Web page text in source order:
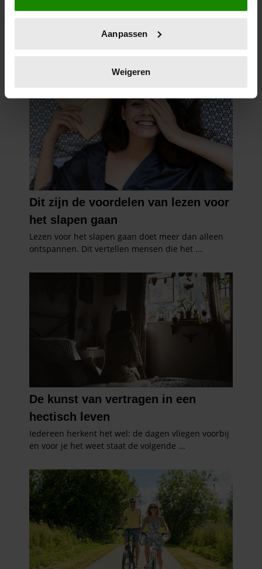
locatie, die tot een paar meter nauwkeurig kan zijn
scannen op specifieke eigenschappen (fingerprinting)
verwerkt en stel uw voorkeuren in het
intrekken in de Cookieverklaring.
We gebruiken cookies om content en advertenties te
personaliseren, om functies voor social media te bieden
en om ons websiteverkeer te analyseren. Ook delen we
informatie over uw gebruik van onze site met onze
partners voor social media, adverteren en analyse. Deze
partners kunnen deze gegevens combineren met andere
informatie die u aan ze heeft verstrekt of die ze hebben
verzameld op basis van uw gebruik van hun services. U
gaat akkoord met onze cookies als u onze website blijft
gebruiken.
Aanpassen
Weigeren